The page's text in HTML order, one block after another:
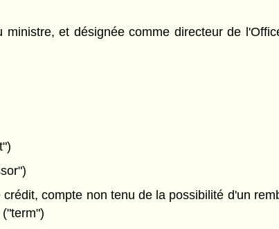
et désignée comme directeur de
compte non tenu de la possibilité d'un